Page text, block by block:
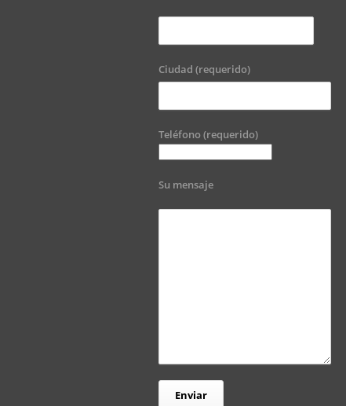
Ciudad (requerido)
Teléfono (requerido)
Su mensaje